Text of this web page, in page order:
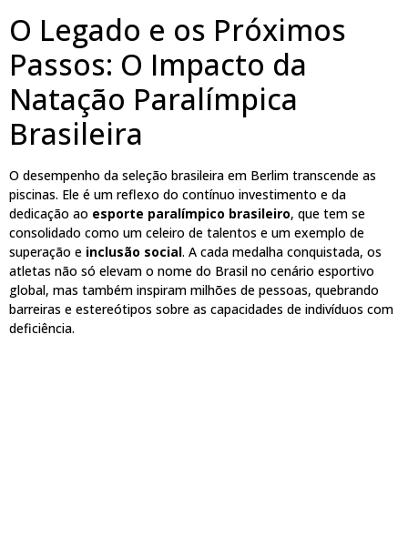
O Legado e os Próximos
Passos: O Impacto da
Natação Paralímpica
Brasileira
O desempenho da seleção brasileira em Berlim transcende as
piscinas. Ele é um reflexo do contínuo investimento e da
dedicação ao esporte paralímpico brasileiro, que tem se
consolidado como um celeiro de talentos e um exemplo de
superação e inclusão social. A cada medalha conquistada, os
atletas não só elevam o nome do Brasil no cenário esportivo
global, mas também inspiram milhões de pessoas, quebrando
barreiras e estereótipos sobre as capacidades de indivíduos com
deficiência.